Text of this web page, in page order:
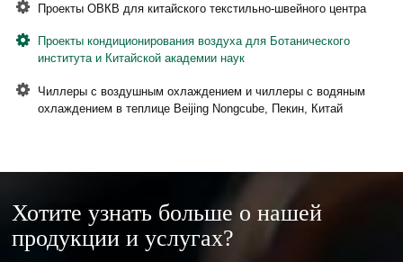
Проекты ОВКВ для китайского текстильно-швейного центра
Проекты кондиционирования воздуха для Ботанического
института и Китайской академии наук
Чиллеры с воздушным охлаждением и чиллеры с водяным
охлаждением в теплице Beijing Nongcube, Пекин, Китай
Хотите узнать больше о нашей
продукции и услугах?